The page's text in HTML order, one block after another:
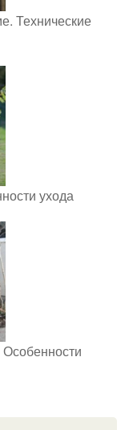
Технические
ухода